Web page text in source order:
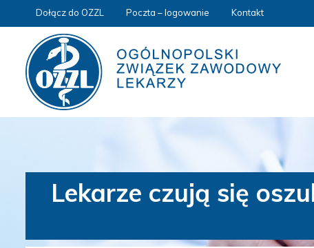
Dołącz do OZZL Poczta – logowanie Kontakt
Lekarze czują się